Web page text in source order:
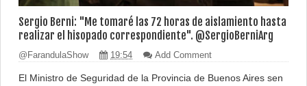
Sergio Berni: "Me tomaré las 72 horas de aislamiento hasta
realizar el hisopado correspondiente". @SergioBerniArg
@FarandulaShow 19:54 Add Comment
El Ministro de Seguridad de la Provincia de Buenos Aires sen